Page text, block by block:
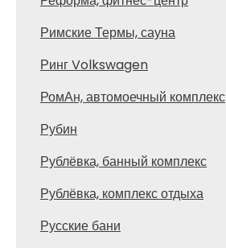
Римские Термы, сауна
Ринг Volkswagen
РомАн, автомоечный комплекс
Рубин
Рублёвка, банный комплекс
Рублёвка, комплекс отдыха
Русские бани